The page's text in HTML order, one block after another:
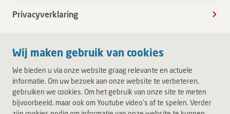
Wij maken gebruik van cookies
We bieden u via onze website graag relevante en actuele
informatie. Om uw bezoek aan onze website te verbeteren,
gebruiken we cookies. Om het gebruik van onze site te meten
bijvoorbeeld, maar ook om Youtube video's af te spelen. Verder
Privacyverklaring